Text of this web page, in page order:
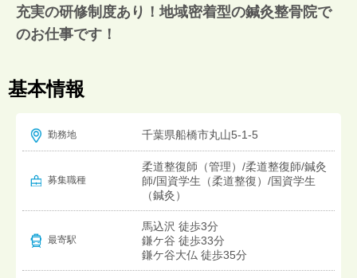
充実の研修制度あり！地域密着型の鍼灸整骨院で
のお仕事です！
基本情報
勤務地 千葉県船橋市丸山5-1-5
募集職種
柔道整復師（管理）/柔道整復師/鍼灸
師/国資学生（柔道整復）/国資学生
（鍼灸）
最寄駅
馬込沢 徒歩3分
鎌ケ谷 徒歩33分
鎌ケ谷大仏 徒歩35分